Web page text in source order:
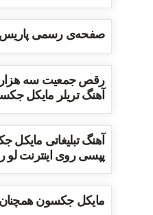
صفحه‌ی رسمی پاریس
رقص جمعیت سه هزار
آهنگ تریلر مایکل
آهنگ تبلیغاتی
پپسی روی اینترنت
مایکل جکسون